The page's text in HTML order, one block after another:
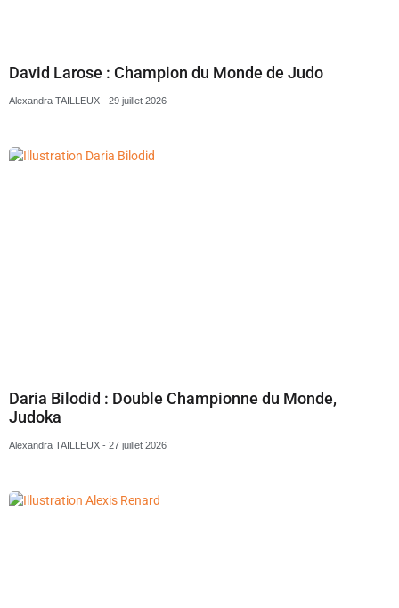
David Larose : Champion du Monde de Judo
Alexandra TAILLEUX 29 juillet 2026
Daria Bilodid : Double Championne du Monde,
Judoka
Alexandra TAILLEUX 27 juillet 2026